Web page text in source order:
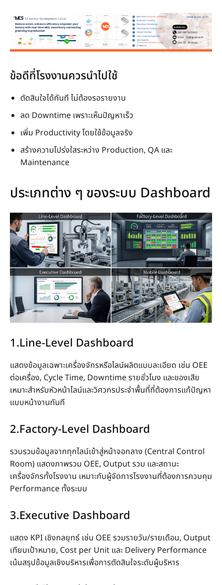
ข้อดีที่โรงงานควรนำไปใช้
ตัดสินใจได้ทันที ไม่ต้องรอรายงาน
ลด Downtime เพราะเห็นปัญหาเร็ว
เพิ่ม Productivity โดยใช้ข้อมูลจริง
สร้างความโปร่งใสระหว่าง Production, QA และ
Maintenance
ประเภทต่าง ๆ ของระบบ Dashboard
1.Line-Level Dashboard
แสดงข้อมูลเฉพาะเครื่องจักรหรือไลน์ผลิตแบบละเอียด เช่น OEE
ต่อเครื่อง, Cycle Time, Downtime รายชั่วโมง และของเสีย
เหมาะสำหรับหัวหน้าไลน์และวิศวกรประจำพื้นที่ที่ต้องการแก้ปัญหา
แบบหน้างานทันที
2.Factory-Level Dashboard
รวบรวมข้อมูลจากทุกไลน์เข้าสู่หน้าจอกลาง (Central Control
Room) แสดงภาพรวม OEE, Output รวม และสถานะ
เครื่องจักรทั้งโรงงาน เหมาะกับผู้จัดการโรงงานที่ต้องการควบคุม
Performance ทั้งระบบ
3.Executive Dashboard
แสดง KPI เชิงกลยุทธ์ เช่น OEE รวมรายวัน/รายเดือน, Output
เทียบเป้าหมาย, Cost per Unit และ Delivery Performance
เน้นสรุปข้อมูลเชิงบริหารเพื่อการตัดสินใจระดับผู้บริหาร